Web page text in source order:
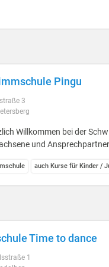
Pingu
3
Willkommen bei der
und
auch Kurse für Kinder /
Time to dance
1